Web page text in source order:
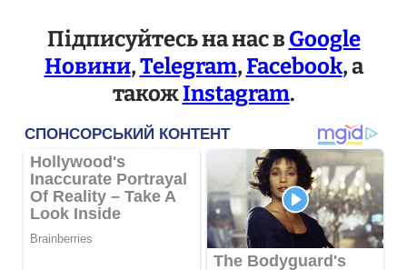
Підписуйтесь на нас вGoogle
Новини,Telegram,Facebook, а
такожInstagram.